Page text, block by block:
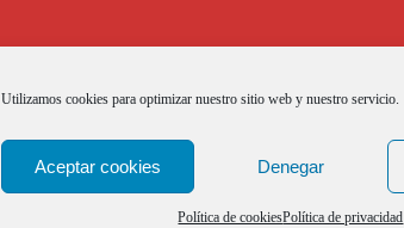
Utilizamos cookies para optimizar nuestro sitio web y nuestro servicio.
Aceptar cookies Denegar
Política de cookiesPolítica de privacidad